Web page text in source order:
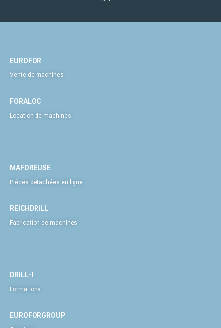
EUROFOR
Vente de machines
FORALOC
Location de machines
MAFOREUSE
Pièces détachées en ligne
REICHDRILL
Fabrication de machines
DRILL-I
Formations
EUROFORGROUP